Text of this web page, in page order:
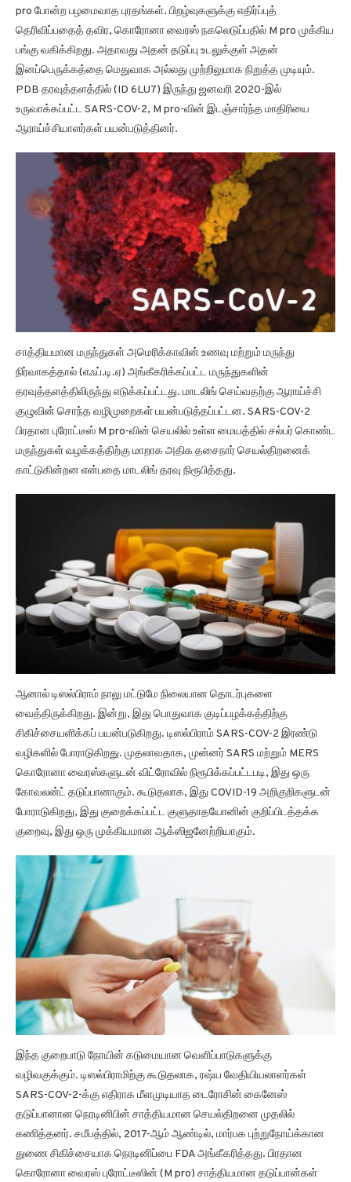
pro போன்ற பழமைவாத புரதங்கள். பிறழ்வுகளுக்கு எதிர்ப்புத்
தெரிவிப்பதைத் தவிர, கொரோனா வைரஸ் நகலெடுப்பதில் M pro முக்கிய
பங்கு வகிக்கிறது. அதாவது அதன் தடுப்பு உடலுக்குள் அதன்
இனப்பெருக்கத்தை மெதுவாக அல்லது முற்றிலுமாக நிறுத்த முடியும்.
PDB தரவுத்தளத்தில் (ID 6LU7) இருந்து ஜனவரி 2020-இல்
உருவாக்கப்பட்ட SARS-COV-2, M pro-வின் இடஞ்சார்ந்த மாதிரியை
ஆராய்ச்சியாளர்கள் பயன்படுத்தினர்.
சாத்தியமான மருந்துகள் அமெரிக்காவின் உணவு மற்றும் மருந்து
நிர்வாகத்தால் (எஃப்.டி.ஏ) அங்கீகரிக்கப்பட்ட மருந்துகளின்
தரவுத்தளத்திலிருந்து எடுக்கப்பட்டது. மாடலிங் செய்வதற்கு ஆராய்ச்சி
குழுவின் சொந்த வழிமுறைகள் பயன்படுத்தப்பட்டன. SARS-COV-2
பிரதான புரோட்டீஸ் M pro-வின் செயலில் உள்ள மையத்தில் சல்பர் கொண்ட
மருந்துகள் வழக்கத்திற்கு மாறாக அதிக தசைநார் செயல்திறனைக்
காட்டுகின்றன என்பதை மாடலிங் தரவு நிரூபித்தது.
ஆனால் டிஸல்பிராம் நாலு மட்டுமே நிலையான தொடர்புகளை
வைத்திருக்கிறது. இன்று, இது பொதுவாக குடிப்பழக்கத்திற்கு
சிகிச்சையளிக்கப் பயன்படுகிறது. டிஸல்பிராம் SARS-COV-2 இரண்டு
வழிகளில் போராடுகிறது. முதலாவதாக, முன்னர் SARS மற்றும் MERS
கொரோனா வைரஸ்களுடன் விட்ரோவில் நிரூபிக்கப்பட்டபடி, இது ஒரு
கோவலன்ட் தடுப்பானாகும். கூடுதலாக, இது COVID-19 அறிகுறிகளுடன்
போராடுகிறது, இது குறைக்கப்பட்ட குளுதாதயோனின் குறிப்பிடத்தக்க
குறைவு, இது ஒரு முக்கியமான ஆக்ஸிஜனேற்றியாகும்.
இந்த குறைபாடு நோயின் கடுமையான வெளிப்பாடுகளுக்கு
வழிவகுக்கும். டிஸல்பிராமிற்கு கூடுதலாக, ரஷ்ய வேதியியலாளர்கள்
SARS-COV-2-க்கு எதிராக மீளமுடியாத டைரோசின் கைனேஸ்
தடுப்பானான நெரடினிபின் சாத்தியமான செயல்திறனை முதலில்
கணித்தனர். சமீபத்தில், 2017-ஆம் ஆண்டில், மார்பக புற்றுநோய்க்கான
துணை சிகிச்சையாக நெரடினிப்பை FDA அங்கீகரித்தது. பிரதான
கொரோனா வைரஸ் புரோட்டீஸின் (M pro) சாத்தியமான தடுப்பான்கள்